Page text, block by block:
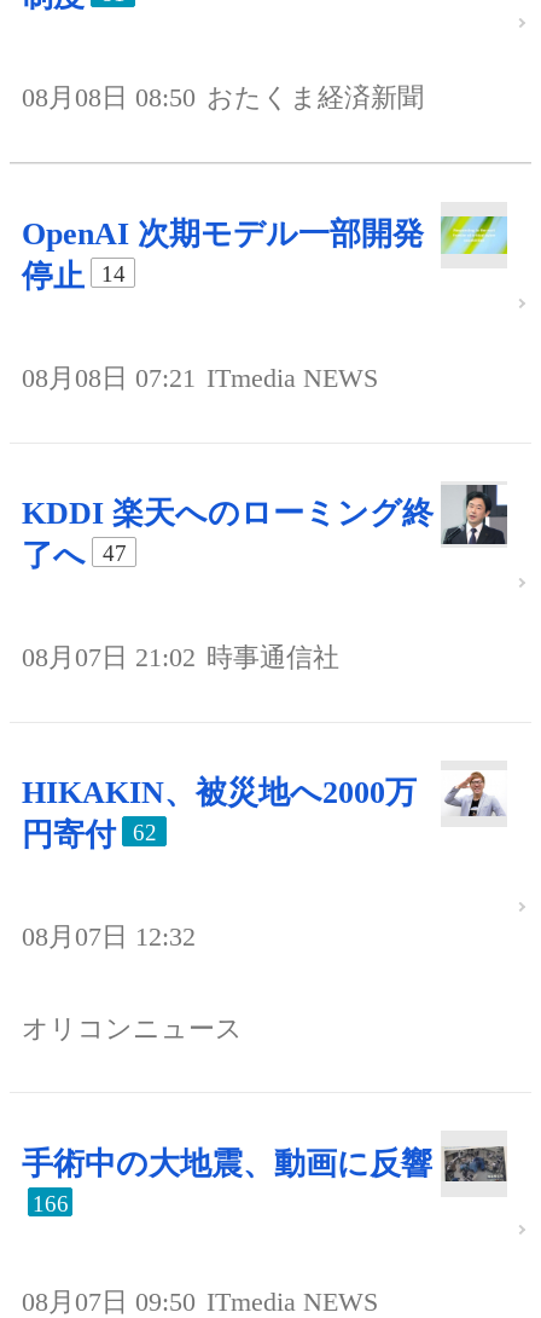
08月08日 08:50 おたくま経済新聞
OpenAI 次期モデル一部開発
停止
14
08月08日 07:21 ITmedia NEWS
KDDI 楽天へのローミング終
了へ
47
08月07日 21:02 時事通信社
HIKAKIN、被災地へ2000万
円寄付
62
08月07日 12:32
オリコンニュース
手術中の大地震、動画に反響
166
08月07日 09:50 ITmedia NEWS